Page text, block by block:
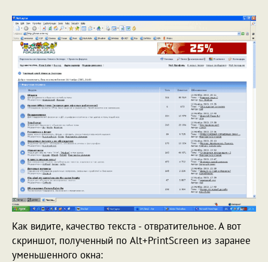
Как видите, качество текста - отвратительное. А вот
скриншот, полученный по Alt+PrintScreen из заранее
уменьшенного окна: